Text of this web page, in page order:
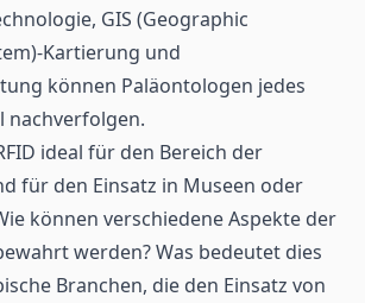
GIS (Geographic
Kartierung und
können Paläontologen jedes
nachverfolgen.
ideal für den Bereich der
für den Einsatz in Museen oder
können verschiedene Aspekte der
werden? Was bedeutet dies
Branchen, die den Einsatz von